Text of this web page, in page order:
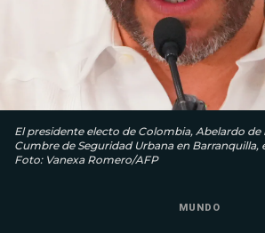
El presidente electo de Colombia, Abelardo de
Cumbre de Seguridad Urbana en Barranquilla,
Foto: Vanexa Romero/AFP
MUNDO